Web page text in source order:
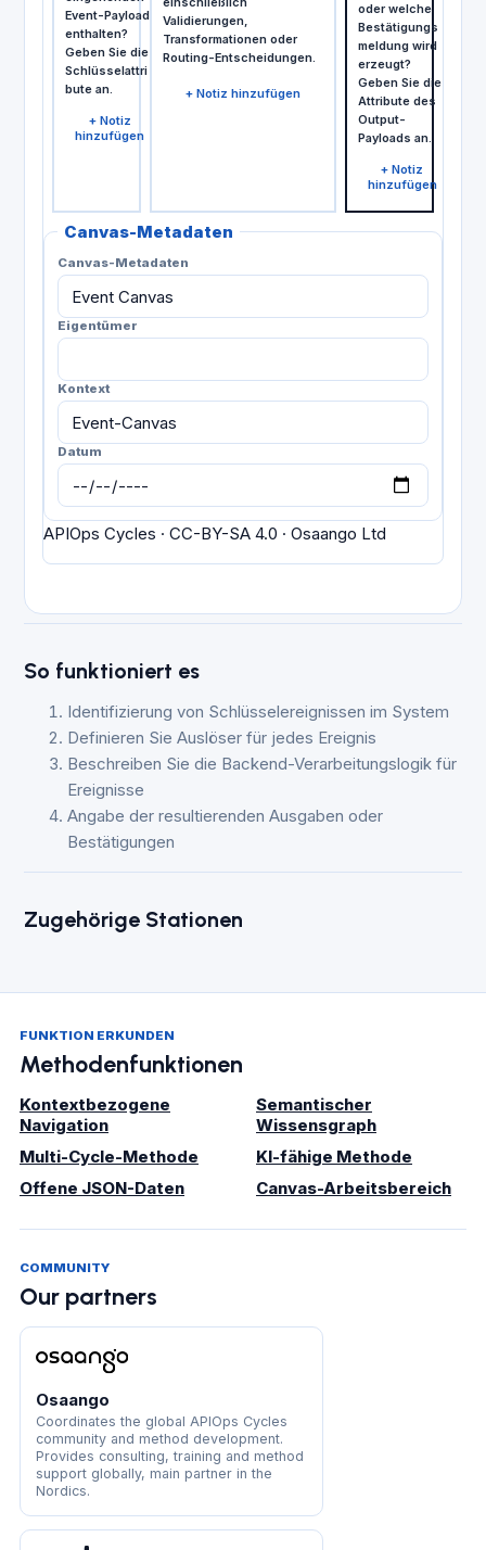
Event-Payload
enthalten?
Geben Sie die
Schlüsselattri
bute an.
+ Notiz
hinzufügen
Validierungen,
Transformationen oder
Routing-Entscheidungen.
+ Notiz hinzufügen
oder welche
Bestätigungs
meldung wird
erzeugt?
Geben Sie die
Attribute des
Output-
Payloads an.
+Notiz
hinzufügen
Canvas-Metadaten
Canvas-Metadaten
Eigentümer
Kontext
Datum
APIOps Cycles · CC-BY-SA 4.0 · Osaango Ltd
So funktioniert es
Identifizierung von Schlüsselereignissen im System
Definieren Sie Auslöser für jedes Ereignis
Beschreiben Sie die Backend-Verarbeitungslogik für
Ereignisse
Angabe der resultierenden Ausgaben oder
Bestätigungen
Zugehörige Stationen
FUNKTION ERKUNDEN
Methodenfunktionen
Kontextbezogene
Navigation
Semantischer
Wissensgraph
Multi-Cycle-Methode
KI-fähige Methode
Offene JSON-Daten
Canvas-Arbeitsbereich
COMMUNITY
Our partners
Osaango
Coordinates the global APIOps Cycles
community and method development.
Provides consulting, training and method
support globally, main partner in the
Nordics.